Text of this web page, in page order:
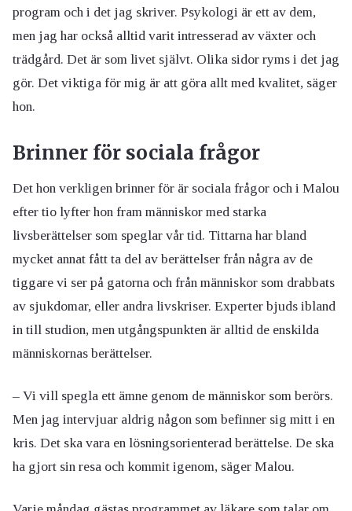
program och i det jag skriver. Psykologi är ett av dem,
men jag har också alltid varit intresserad av växter och
trädgård. Det är som livet självt. Olika sidor ryms i det jag
gör. Det viktiga för mig är att göra allt med kvalitet, säger
hon.
Brinner för sociala frågor
Det hon verkligen brinner för är sociala frågor och i Malou
efter tio lyfter hon fram människor med starka
livsberättelser som speglar vår tid. Tittarna har bland
mycket annat fått ta del av berättelser från några av de
tiggare vi ser på gatorna och från människor som drabbats
av sjukdomar, eller andra livskriser. Experter bjuds ibland
in till studion, men utgångspunkten är alltid de enskilda
människornas berättelser.
– Vi vill spegla ett ämne genom de människor som berörs.
Men jag intervjuar aldrig någon som befinner sig mitt i en
kris. Det ska vara en lösningsorienterad berättelse. De ska
ha gjort sin resa och kommit igenom, säger Malou.